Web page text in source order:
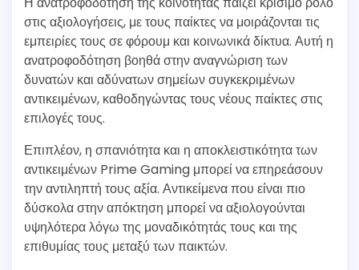
στις αξιολογήσεις, με τους παίκτες να μοιράζονται τις
εμπειρίες τους σε φόρουμ και κοινωνικά δίκτυα. Αυτή η
ανατροφοδότηση βοηθά στην αναγνώριση των
δυνατών και αδύνατων σημείων συγκεκριμένων
αντικειμένων, καθοδηγώντας τους νέους παίκτες στις
επιλογές τους.
Επιπλέον, η σπανιότητα και η αποκλειστικότητα των
αντικειμένων Prime Gaming μπορεί να επηρεάσουν
την αντιληπτή τους αξία. Αντικείμενα που είναι πιο
δύσκολα στην απόκτηση μπορεί να αξιολογούνται
υψηλότερα λόγω της μοναδικότητάς τους και της
επιθυμίας τους μεταξύ των παικτών.